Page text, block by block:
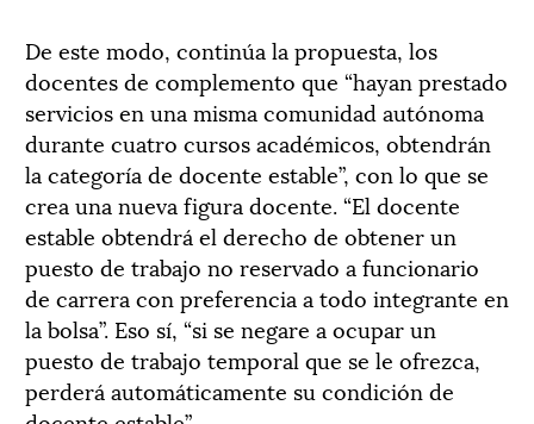
De este modo, continúa la propuesta, los
docentes de complemento que “hayan prestado
servicios en una misma comunidad autónoma
durante cuatro cursos académicos, obtendrán
la categoría de docente estable”, con lo que se
crea una nueva figura docente. “El docente
estable obtendrá el derecho de obtener un
puesto de trabajo no reservado a funcionario
de carrera con preferencia a todo integrante en
la bolsa”. Eso sí, “si se negare a ocupar un
puesto de trabajo temporal que se le ofrezca,
perderá automáticamente su condición de